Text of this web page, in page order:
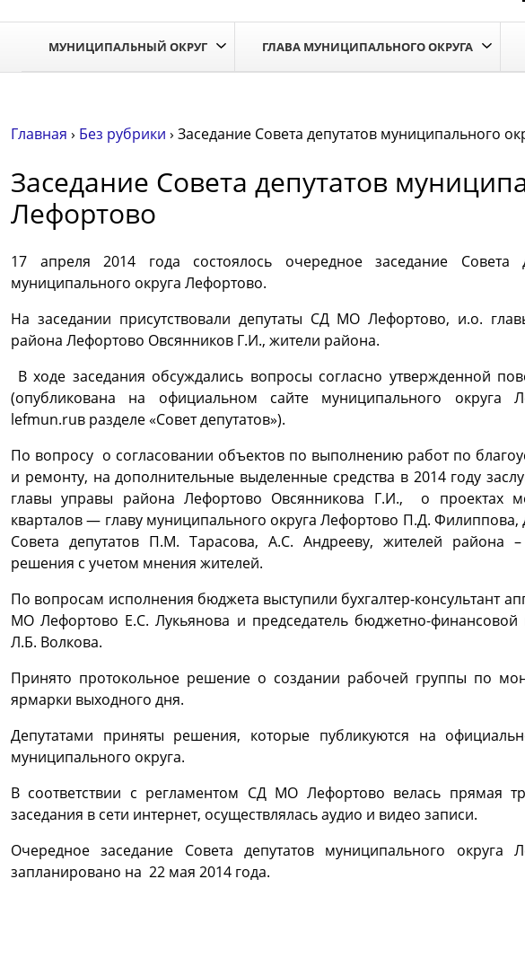
МУНИЦИПАЛЬНЫЙ ОКРУГ ГЛАВА МУНИЦИПАЛЬНОГО ОКРУГА
Главная › Без рубрики › Заседание Совета депутатов муниципального
Заседание Совета депутатов
Лефортово
17 апреля 2014 года состоялось очередное заседание Совета
муниципального округа Лефортово.
На заседании присутствовали депутаты СД МО Лефортово, и.о.
района Лефортово Овсянников Г.И., жители района.
В ходе заседания обсуждались вопросы согласно утвержденной
(опубликована на официальном сайте муниципального округа
lefmun.ruв разделе «Совет депутатов»).
По вопросу о согласовании объектов по выполнению работ по
и ремонту, на дополнительные выделенные средства в 2014 году
главы управы района Лефортово Овсянникова Г.И., о проектах
кварталов — главу муниципального округа Лефортово П.Д. Филиппова,
Совета депутатов П.М. Тарасова, А.С. Андрееву, жителей района
решения с учетом мнения жителей.
По вопросам исполнения бюджета выступили бухгалтер-консультант
МО Лефортово Е.С. Лукьянова и председатель бюджетно-финансовой
Л.Б. Волкова.
Принято протокольное решение о создании рабочей группы по
ярмарки выходного дня.
Депутатами приняты решения, которые публикуются на
муниципального округа.
В соответствии с регламентом СД МО Лефортово велась прямая
заседания в сети интернет, осуществлялась аудио и видео записи.
Очередное заседание Совета депутатов муниципального округа
запланировано на 22 мая 2014 года.